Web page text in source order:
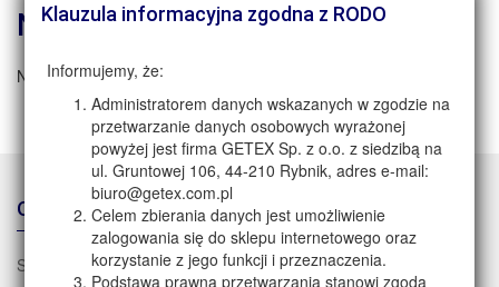
Nie znaleziono strony
Niestety nie znaleziono danych dla tej strony
O NAS
Strona główna
Klauzula informacyjna zgodna z RODO
Informujemy, że:
Administratorem danych wskazanych w zgodzie na
przetwarzanie danych osobowych wyrażonej
powyżej jest firma GETEX Sp. z o.o. z siedzibą na
ul. Gruntowej 106, 44-210 Rybnik, adres e-mail:
biuro@getex.com.pl
Celem zbierania danych jest umożliwienie
zalogowania się do sklepu internetowego oraz
korzystanie z jego funkcji i przeznaczenia.
Podstawą prawną przetwarzania stanowi zgoda